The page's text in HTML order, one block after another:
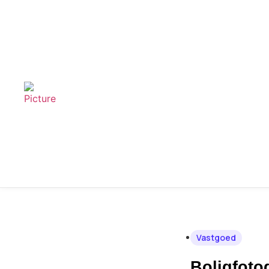
Vastgoed